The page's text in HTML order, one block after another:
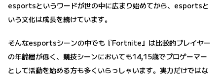
esportsというワードが世の中に広まり始めてから、esportsと
いう文化は成長を続けています。
そんなesportsシーンの中でも『Fortnite』は比較的プレイヤー
の年齢層が低く、競技シーンにおいても14,15歳でプロゲーマー
として活動を始める方も多くいらっしゃいます。実力だけではな